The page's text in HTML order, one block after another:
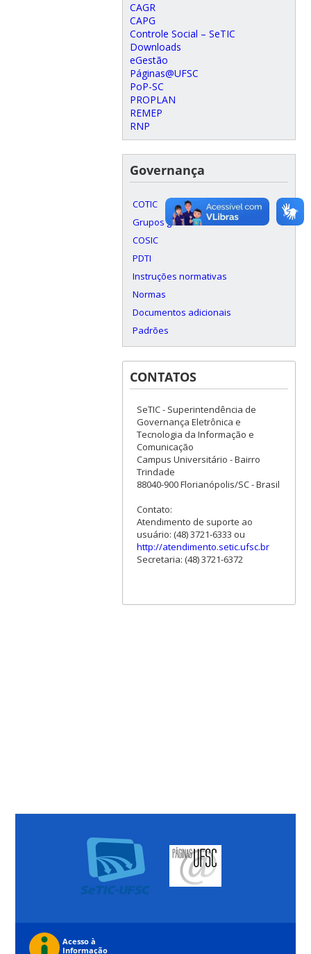
CAGR
CAPG
Controle Social – SeTIC
Downloads
eGestão
Páginas@UFSC
PoP-SC
PROPLAN
REMEP
RNP
Governança
COTIC
Grupos gestores de sistemas
COSIC
PDTI
Instruções normativas
Normas
Documentos adicionais
Padrões
CONTATOS
SeTIC - Superintendência de
Governança Eletrônica e
Tecnologia da Informação e
Comunicação
Campus Universitário - Bairro
Trindade
88040-900 Florianópolis/SC - Brasil
Contato:
Atendimento de suporte ao
usuário: (48) 3721-6333 ou
http://atendimento.setic.ufsc.br
Secretaria: (48) 3721-6372